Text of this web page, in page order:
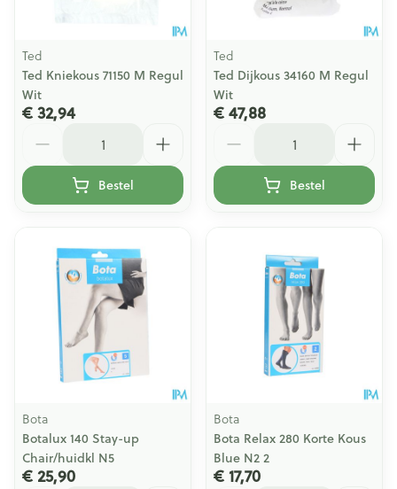
Ted
Ted Kniekous 71150 M Regul
Wit
€ 32,94
Bestel
Ted
Ted Dijkous 34160 M Regul
Wit
€ 47,88
Bestel
Bota
Botalux 140 Stay-up
Chair/huidkl N5
€ 25,90
Bota
Bota Relax 280 Korte Kous
Blue N2 2
€ 17,70